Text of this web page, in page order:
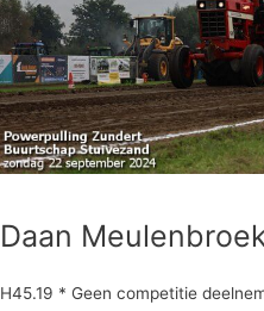
Daan
H45.19 * Geen competitie